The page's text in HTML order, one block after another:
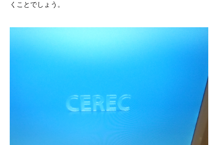
くことでしょう。